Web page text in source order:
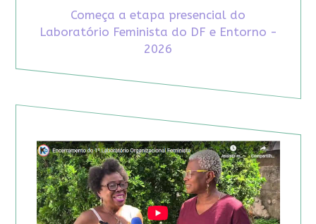
Começa a etapa presencial do
Laboratório Feminista do DF e Entorno -
2026